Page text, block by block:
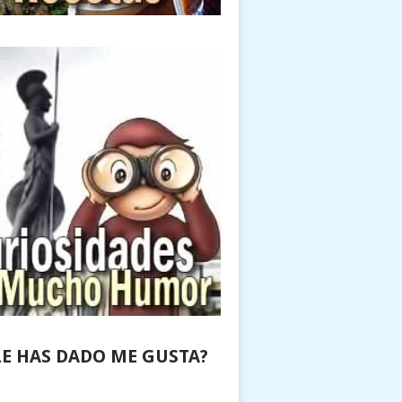
HAS DADO ME GUSTA?